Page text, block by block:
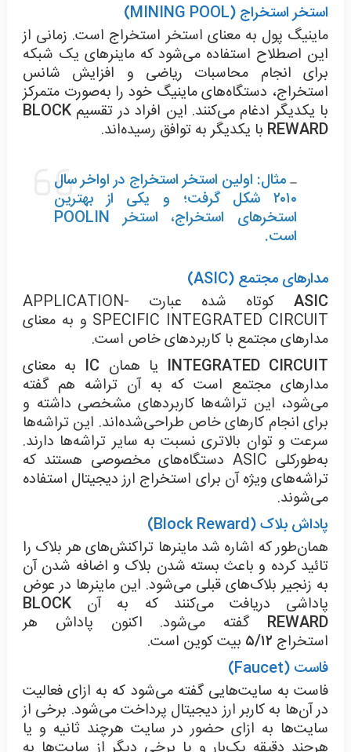
استخر استخراج (MINING POOL)
ماینیگ پول به معنای استخر استخراج است. زمانی از
این اصطلاح استفاده می‌شود که ماینرهای یک شبکه
برای انجام محاسبات ریاضی و افزایش شانس
استخراج، دستگاه‌های ماینیگ خود را به‌صورت متمرکز
با یکدیگر ادغام می‎‌کنند. این افراد در تقسیم
BLOCK
REWARD با یکدیگر به توافق رسیده‌اند.
مثال: اولین استخر استخراج در اواخر سال
۲۰۱۰ شکل گرفت؛ و یکی از بهترین
استخرهای استخراج، استخر POOLIN
است.
مدارهای مجتمع (ASIC)
ASIC
کوتاه شده‌ عبارت APPLICATION-
SPECIFIC INTEGRATED CIRCUIT و به معنای
مدارهای مجتمع با کاربردهای خاص است.
INTEGRATED CIRCUIT یا همان IC به معنای
مدارهای مجتمع است که به آن تراشه هم گفته
می‌شود، این تراشه‌ها کاربردهای مشخصی داشته و
برای انجام کارهای خاص طراحی‌شده‌اند. این تراشه‌ها
سرعت و توان بالاتری نسبت به سایر تراشه‌ها دارند.
به‌طورکلی ASIC دستگاه‌های مخصوصی هستند که
تراشه‌های ویژه آن برای استخراج ارز دیجیتال استفاده
می‌شوند.
پاداش بلاک (Block Reward)
همان‌طور که اشاره شد ماینرها تراکنش‌های هر بلاک را
تائید کرده و باعث بسته شدن بلاک و اضافه شدن آن
به زنجیر بلاک‌های قبلی می‌شود. این ماینرها در عوض
پاداشی دریافت می‌کنند که به آن BLOCK
REWARD گفته می‌شود. اکنون پاداش هر
استخراج ۵/۱۲ بیت کوین است.
فاست (Faucet)
فاست به سایت‌هایی گفته می‌شود که به ازای فعالیت
در آن‌ها به کاربر ارز دیجیتال پرداخت می‌شود. برخی از
سایت‌ها به ازای حضور در سایت هرچند ثانیه و یا